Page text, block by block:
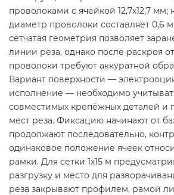
проволоками с ячейкой 12,7х12,7
диаметр проволоки составляет 0,6
сетчатая геометрия позволяет
линии реза, однако после раскроя
проволоки требуют аккуратной
Вариант поверхности —
исполнение — необходимо
совместимых крепёжных деталей и
мест реза. Фиксацию начинают от
продолжают последовательно,
одинаковое положение ячеек
рамки. Для сетки 1х15 м
разгрузку и место для
реза закрывают профилем, рамой